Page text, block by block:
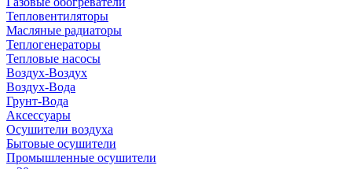
Тепловентиляторы
Масляные радиаторы
Теплогенераторы
Тепловые насосы
Воздух-Воздух
Воздух-Вода
Грунт-Вода
Аксессуары
Осушители воздуха
Бытовые осушители
Промышленные осушители